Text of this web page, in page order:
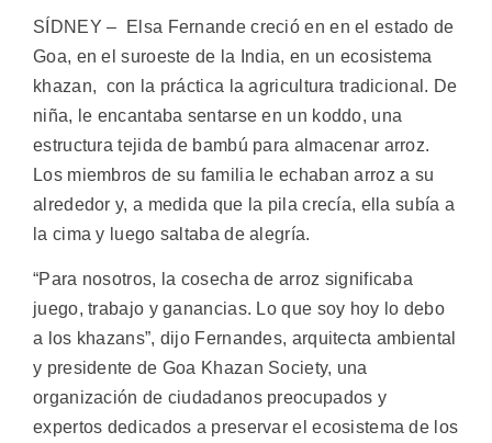
SÍDNEY – Elsa Fernande creció en en el estado de
Goa, en el suroeste de la India, en un ecosistema
khazan, con la práctica la agricultura tradicional. De
niña, le encantaba sentarse en un koddo, una
estructura tejida de bambú para almacenar arroz.
Los miembros de su familia le echaban arroz a su
alrededor y, a medida que la pila crecía, ella subía a
la cima y luego saltaba de alegría.
“Para nosotros, la cosecha de arroz significaba
juego, trabajo y ganancias. Lo que soy hoy lo debo
a los khazans”, dijo Fernandes, arquitecta ambiental
y presidente de Goa Khazan Society, una
organización de ciudadanos preocupados y
expertos dedicados a preservar el ecosistema de los